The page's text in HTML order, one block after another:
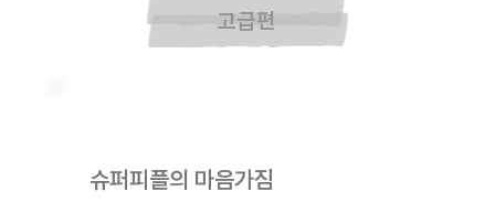
슈퍼피플의 마음가짐
고급편